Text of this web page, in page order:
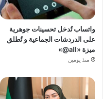
واتساب تُدخل تحسينات جوهرية
على الدردشات الجماعية و تُطلق
ميزة «all@»
منذ يومين